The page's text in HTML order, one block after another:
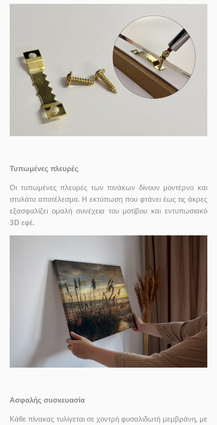
Τυπωμένες πλευρές
Οι τυπωμένες πλευρές των πινάκων δίνουν μοντέρνο και
στυλάτο αποτέλεσμα. Η εκτύπωση που φτάνει έως τις άκρες
εξασφαλίζει ομαλή συνέχεια του μοτίβου και εντυπωσιακό
3D εφέ.
Ασφαλής συσκευασία
Κάθε πίνακας τυλίγεται σε χοντρή φυσαλιδωτή μεμβράνη, με